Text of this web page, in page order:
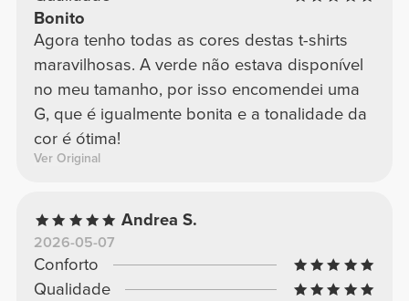
Bonito
Agora tenho todas as cores destas t-shirts
maravilhosas. A verde não estava disponível
no meu tamanho, por isso encomendei uma
G, que é igualmente bonita e a tonalidade da
cor é ótima!
Ver Original
Andrea S.
2026-05-07
Conforto
Qualidade